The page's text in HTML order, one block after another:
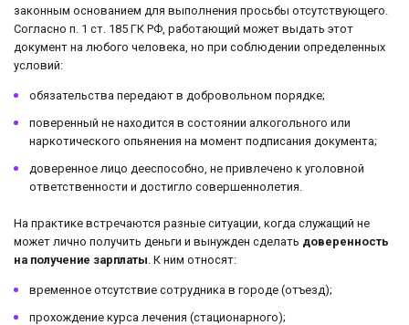
законным основанием для выполнения просьбы отсутствующего.
Согласно п. 1 ст. 185 ГК РФ, работающий может выдать этот
документ на любого человека, но при соблюдении определенных
условий:
обязательства передают в добровольном порядке;
поверенный не находится в состоянии алкогольного или
наркотического опьянения на момент подписания документа;
доверенное лицо дееспособно, не привлечено к уголовной
ответственности и достигло совершеннолетия.
На практике встречаются разные ситуации, когда служащий не
может лично получить деньги и вынужден сделать доверенность
на получение зарплаты . К ним относят:
временное отсутствие сотрудника в городе (отъезд);
прохождение курса лечения (стационарного);